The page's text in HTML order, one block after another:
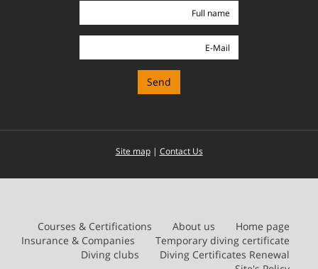
Site map| Contact Us
Home page
About us
Courses & Certifications
Temporary diving certificate
Insurance & Companies
Diving Certificates Renewal
Diving clubs